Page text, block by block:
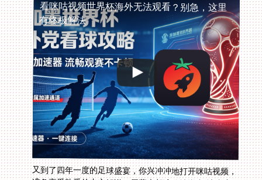
有终极解法
又到了四年一度的足球盛宴，你兴冲冲地打开咪咕视频，
准备享受熟悉的中文解说，屏幕上却冷冷地弹出“该内容
仅限中国大陆地区播放”。在海外怎么看欧洲杯、世界
杯，成了无数留学生和海外华人的心头刺。版权的地域限
制，就像一道无形的墙，把我们和那份来自家乡的赛事热
情隔开。但别担心，这道墙并非不可逾越。本文将为你彻
底拆解问题根源，并提供一个清晰、可靠的一站式解决方
案，让你无论身处东京、悉尼还是河内，都能畅快追赛，